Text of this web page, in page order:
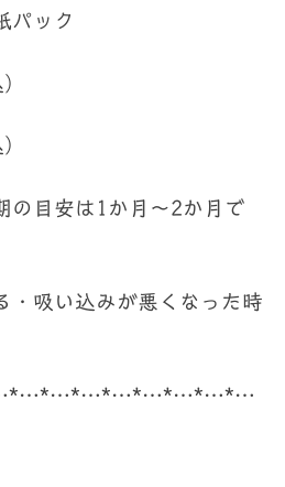
パック
の目安は1か月～2か月で
・吸い込みが悪くなった時